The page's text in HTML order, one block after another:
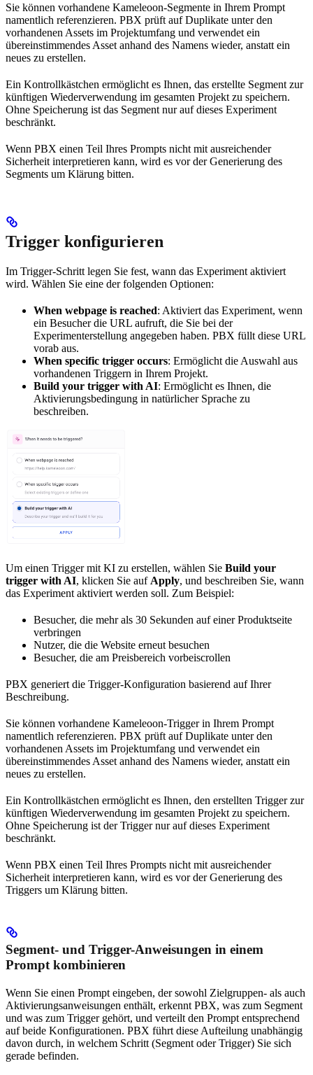
Sie können vorhandene Kameleoon-Segmente in Ihrem Prompt
namentlich referenzieren. PBX prüft auf Duplikate unter den
vorhandenen Assets im Projektumfang und verwendet ein
übereinstimmendes Asset anhand des Namens wieder, anstatt ein
neues zu erstellen.
Ein Kontrollkästchen ermöglicht es Ihnen, das erstellte Segment zur
künftigen Wiederverwendung im gesamten Projekt zu speichern.
Ohne Speicherung ist das Segment nur auf dieses Experiment
beschränkt.
Wenn PBX einen Teil Ihres Prompts nicht mit ausreichender
Sicherheit interpretieren kann, wird es vor der Generierung des
Segments um Klärung bitten.
Trigger konfigurieren
Im Trigger-Schritt legen Sie fest, wann das Experiment aktiviert
wird. Wählen Sie eine der folgenden Optionen:
When webpage is reached: Aktiviert das Experiment, wenn
ein Besucher die URL aufruft, die Sie bei der
Experimenterstellung angegeben haben. PBX füllt diese URL
vorab aus.
When specific trigger occurs: Ermöglicht die Auswahl aus
vorhandenen Triggern in Ihrem Projekt.
Build your trigger with AI: Ermöglicht es Ihnen, die
Aktivierungsbedingung in natürlicher Sprache zu
beschreiben.
Um einen Trigger mit KI zu erstellen, wählen Sie Build your
trigger with AI, klicken Sie auf Apply, und beschreiben Sie, wann
das Experiment aktiviert werden soll. Zum Beispiel:
Besucher, die mehr als 30 Sekunden auf einer Produktseite
verbringen
Nutzer, die die Website erneut besuchen
Besucher, die am Preisbereich vorbeiscrollen
PBX generiert die Trigger-Konfiguration basierend auf Ihrer
Beschreibung.
Sie können vorhandene Kameleoon-Trigger in Ihrem Prompt
namentlich referenzieren. PBX prüft auf Duplikate unter den
vorhandenen Assets im Projektumfang und verwendet ein
übereinstimmendes Asset anhand des Namens wieder, anstatt ein
neues zu erstellen.
Ein Kontrollkästchen ermöglicht es Ihnen, den erstellten Trigger zur
künftigen Wiederverwendung im gesamten Projekt zu speichern.
Ohne Speicherung ist der Trigger nur auf dieses Experiment
beschränkt.
Wenn PBX einen Teil Ihres Prompts nicht mit ausreichender
Sicherheit interpretieren kann, wird es vor der Generierung des
Triggers um Klärung bitten.
Segment- und Trigger-Anweisungen in einem
Prompt kombinieren
Wenn Sie einen Prompt eingeben, der sowohl Zielgruppen- als auch
Aktivierungsanweisungen enthält, erkennt PBX, was zum Segment
und was zum Trigger gehört, und verteilt den Prompt entsprechend
auf beide Konfigurationen. PBX führt diese Aufteilung unabhängig
davon durch, in welchem Schritt (Segment oder Trigger) Sie sich
gerade befinden.